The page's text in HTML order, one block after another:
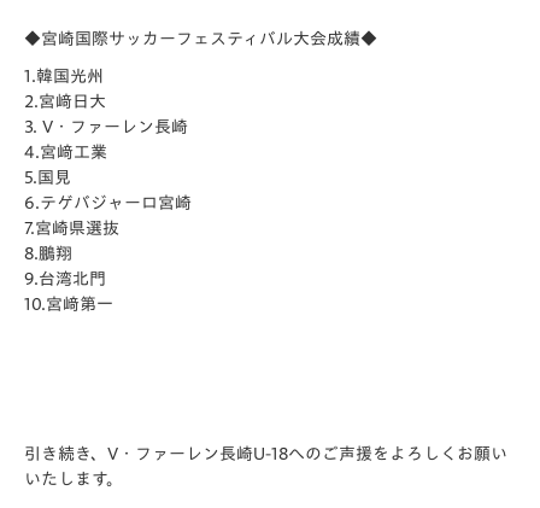
◆宮崎国際サッカーフェスティバル大会成績◆
1.韓国光州
2.宮﨑日大
3. V・ファーレン長崎
4.宮﨑工業
5.国見
6.テゲバジャーロ宮崎
7.宮崎県選抜
8.鵬翔
9.台湾北門
10.宮﨑第一
引き続き、V・ファーレン長崎U-18へのご声援をよろしくお願い
いたします。